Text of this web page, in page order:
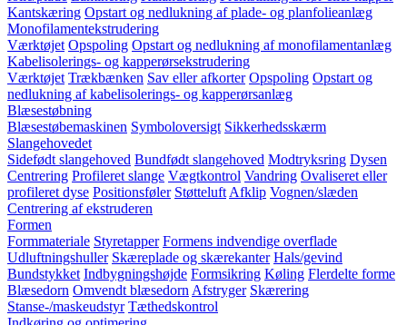
Kantskæring Opstart og nedlukning af plade- og planfolieanlæg
Monofilamentekstrudering
Værktøjet Opspoling Opstart og nedlukning af monofilamentanlæg
Kabelisolerings- og kapperørsekstrudering
Værktøjet Trækbænken Sav eller afkorter Opspoling Opstart og
nedlukning af kabelisolerings- og kapperørsanlæg
Blæsestøbning
Blæsestøbemaskinen Symboloversigt Sikkerhedsskærm
Slangehovedet
Sidefødt slangehoved Bundfødt slangehoved Modtryksring Dysen
Centrering Profileret slange Vægtkontrol Vandring Ovaliseret eller
profileret dyse Positionsføler Støtteluft Afklip Vognen/slæden
Centrering af ekstruderen
Formen
Formmateriale Styretapper Formens indvendige overflade
Udluftningshuller Skæreplade og skærekanter Hals/gevind
Bundstykket Indbygningshøjde Formsikring Køling Flerdelte forme
Blæsedorn Omvendt blæsedorn Afstryger Skærering
Stanse-/maskeudstyr Tæthedskontrol